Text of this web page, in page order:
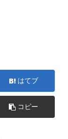
はてブ
コピー